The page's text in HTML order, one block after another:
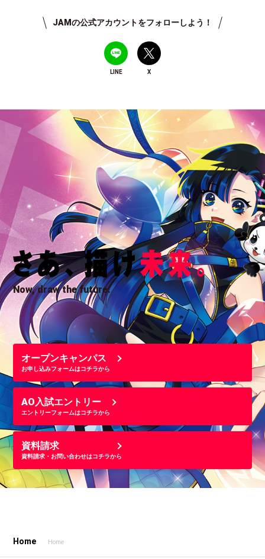
JAMの公式アカウントをフォローしよう！
LINE X
Now, draw the future.
オープンキャンパス
お申し込みフォームはコチラから
AO入試エントリー
エントリーフォームはコチラから
資料請求
資料請求・お問い合わせはコチラから
Home Home